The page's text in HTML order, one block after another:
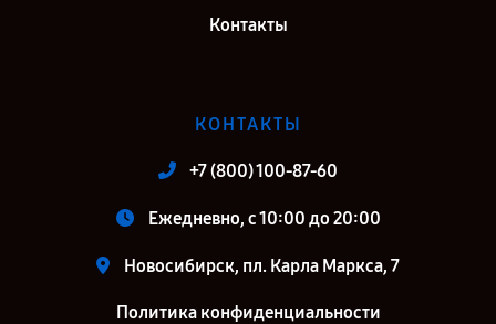
Контакты
КОНТАКТЫ
+7 (800) 100-87-60
Ежедневно, с 10:00 до 20:00
Новосибирск, пл. Карла Маркса, 7
Политика конфиденциальности